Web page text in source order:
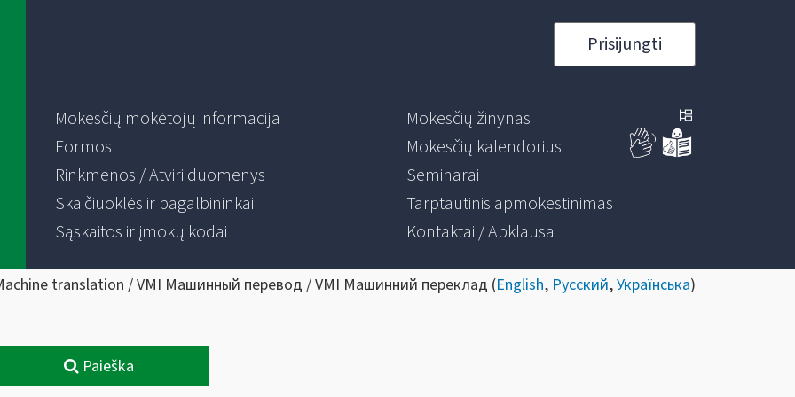
Prisijungti
Mokesčių mokėtojų informacija
Formos
Rinkmenos / Atviri duomenys
Skaičiuoklės ir pagalbininkai
Sąskaitos ir įmokų kodai
Mokesčių žinynas
Mokesčių kalendorius
Seminarai
Tarptautinis apmokestinimas
Kontaktai / Apklausa
translation / VMI Машинный перевод / VMI Машинний переклад (English, Русский,Українська)
Paieška